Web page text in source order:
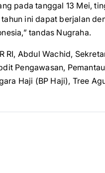
pada tanggal 13 Mei,
ini dapat berjalan
tandas Nugraha.
RI, Abdul Wachid,
Pengawasan,
Haji (BP Haji), Tree